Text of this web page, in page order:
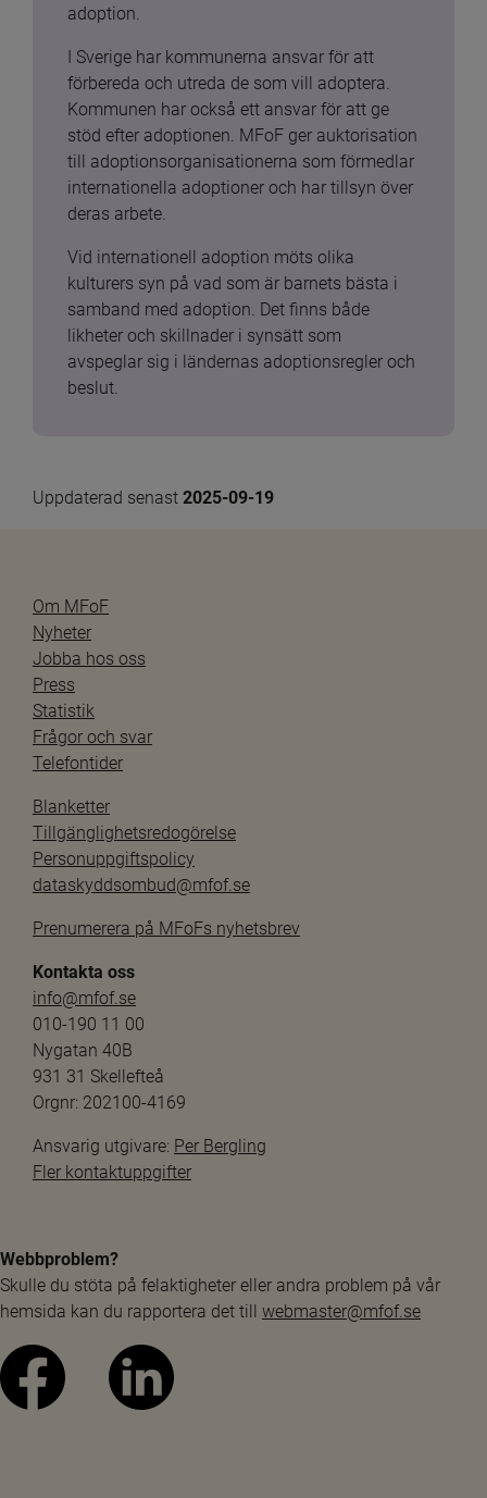
adoption.
I Sverige har kommunerna ansvar för att
förbereda och utreda de som vill adoptera.
Kommunen har också ett ansvar för att ge
stöd efter adoptionen. MFoF ger auktorisation
till adoptionsorganisationerna som förmedlar
internationella adoptioner och har tillsyn över
deras arbete.
Vid internationell adoption möts olika
kulturers syn på vad som är barnets bästa i
samband med adoption. Det finns både
likheter och skillnader i synsätt som
avspeglar sig i ländernas adoptionsregler och
beslut.
Uppdaterad senast 2025-09-19
Om MFoF
Nyheter
Jobba hos oss
Press
Statistik
Frågor och svar
Telefontider
Blanketter
Tillgänglighetsredogörelse
Personuppgiftspolicy
dataskyddsombud@mfof.se
Prenumerera på MFoFs nyhetsbrev
Kontakta oss
info@mfof.se
010-190 11 00
Nygatan 40B
931 31 Skellefteå
Orgnr: 202100-4169
Ansvarig utgivare: Per Bergling
Fler kontaktuppgifter
Webbproblem?
Skulle du stöta på felaktigheter eller andra problem på vår
hemsida kan du rapportera det till webmaster@mfof.se